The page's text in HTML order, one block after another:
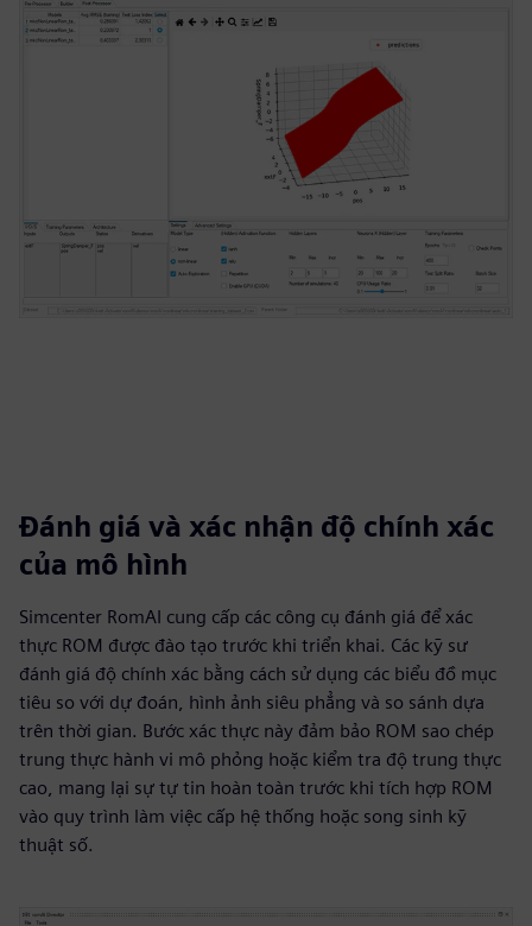
Đánh giá và xác nhận độ chính xác
của mô hình
Simcenter RomAI cung cấp các công cụ đánh giá để xác
thực ROM được đào tạo trước khi triển khai. Các kỹ sư
đánh giá độ chính xác bằng cách sử dụng các biểu đồ mục
tiêu so với dự đoán, hình ảnh siêu phẳng và so sánh dựa
trên thời gian. Bước xác thực này đảm bảo ROM sao chép
trung thực hành vi mô phỏng hoặc kiểm tra độ trung thực
cao, mang lại sự tự tin hoàn toàn trước khi tích hợp ROM
vào quy trình làm việc cấp hệ thống hoặc song sinh kỹ
thuật số.